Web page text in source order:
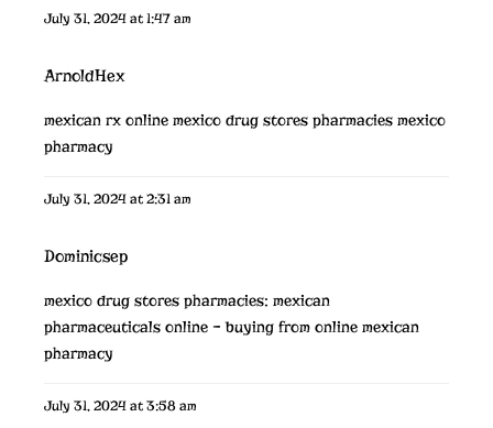
July 31, 2024 at 1:47 am
ArnoldHex
mexican rx online mexico drug stores pharmacies mexico
pharmacy
July 31, 2024 at 2:31 am
Dominicsep
mexico drug stores pharmacies: mexican
pharmaceuticals online – buying from online mexican
pharmacy
July 31, 2024 at 3:58 am